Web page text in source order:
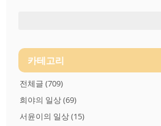
금야금 떨어트리는 프로그램
로그램들입니다. 뱅킹 보안
지, 은행 사이트 기능 제공 등
카테고리
전체글 (709)
희야의 일상(69)
서윤이의 일상(15)